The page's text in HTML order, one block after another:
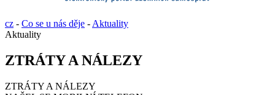
cz - Co se u nás děje - Aktuality
Aktuality
ZTRÁTY A NÁLEZY
ZTRÁTY A NÁLEZY